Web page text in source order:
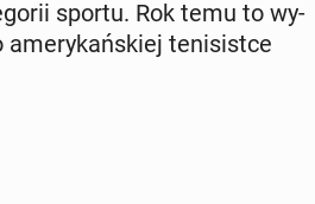
sportu. Rok temu to wy­
ame­ry­kań­skiej te­ni­si­st­ce